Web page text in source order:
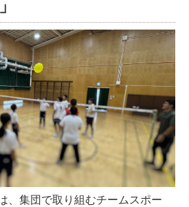
、集団で取り組むチームスポー